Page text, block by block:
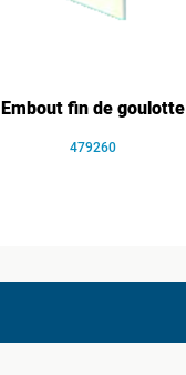
Embout fin de goulotte
479260